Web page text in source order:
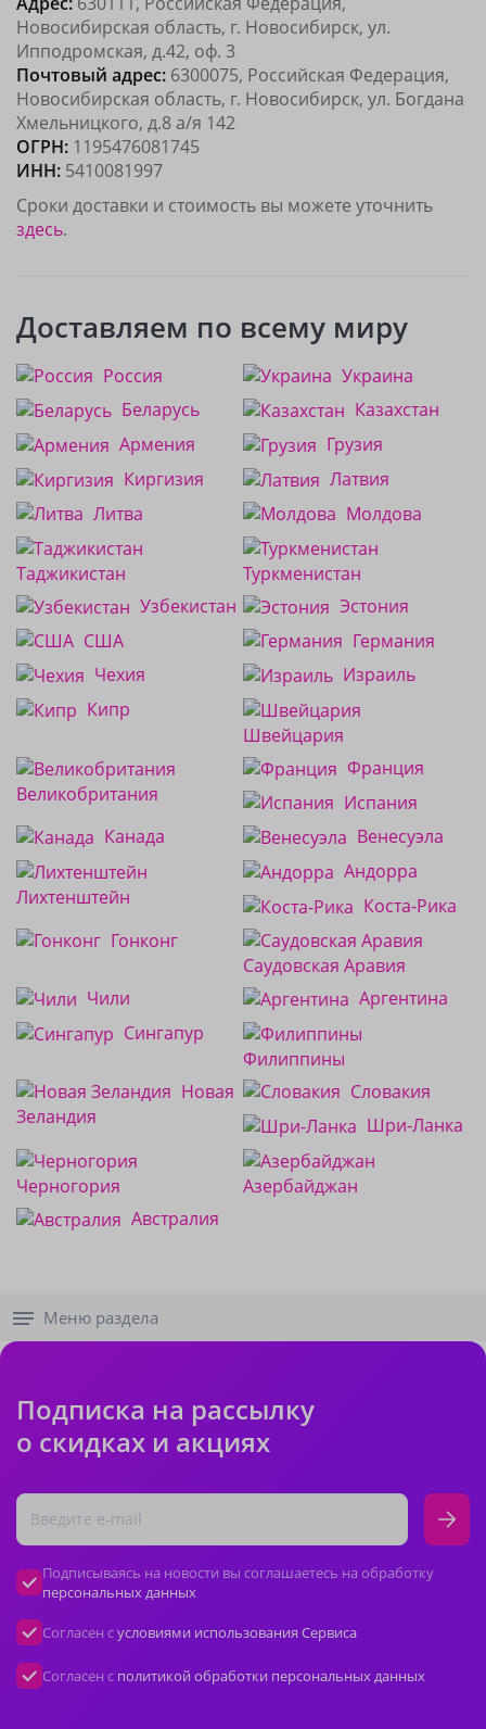
Новосибирская область, г. Новосибирск, ул.
Ипподромская, д.42, оф. 3
Почтовый адрес: 6300075, Российская Федерация,
Новосибирская область, г. Новосибирск, ул. Богдана
Хмельницкого, д.8 а/я 142
ОГРН: 1195476081745
ИНН: 5410081997
Сроки доставки и стоимость вы можете уточнить
здесь.
Доставляем по всему миру
Россия
Украина
Беларусь
Казахстан
Армения
Грузия
Киргизия
Латвия
Литва
Молдова
Таджикистан
Туркменистан
Узбекистан
Эстония
США
Германия
Чехия
Израиль
Кипр
Швейцария
Великобритания
Франция
Испания
Канада
Венесуэла
Лихтенштейн
Андорра
Коста-Рика
Гонконг
Саудовская Аравия
Чили
Аргентина
Сингапур
Филиппины
Новая
Зеландия
Словакия
Шри-Ланка
Черногория
Азербайджан
Австралия
Меню раздела
Подписка на рассылку
о скидках и акциях
Подписываясь на новости вы соглашаетесь на обработку
персональных данных
Согласен сусловиями использования Сервиса
Согласен с политикой обработки персональных данных